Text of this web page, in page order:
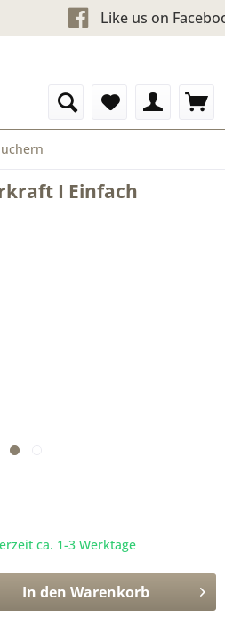
Kostenloser Versand ab 60
Like us
I Einfach
ca. 1-3 Werktage
In den Warenkorb